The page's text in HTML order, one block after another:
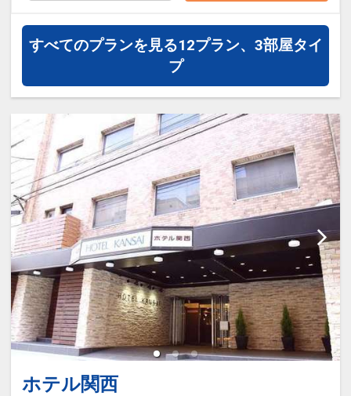
すべてのプランを見る12プラン、3部屋タイ
プ
ホテル関西